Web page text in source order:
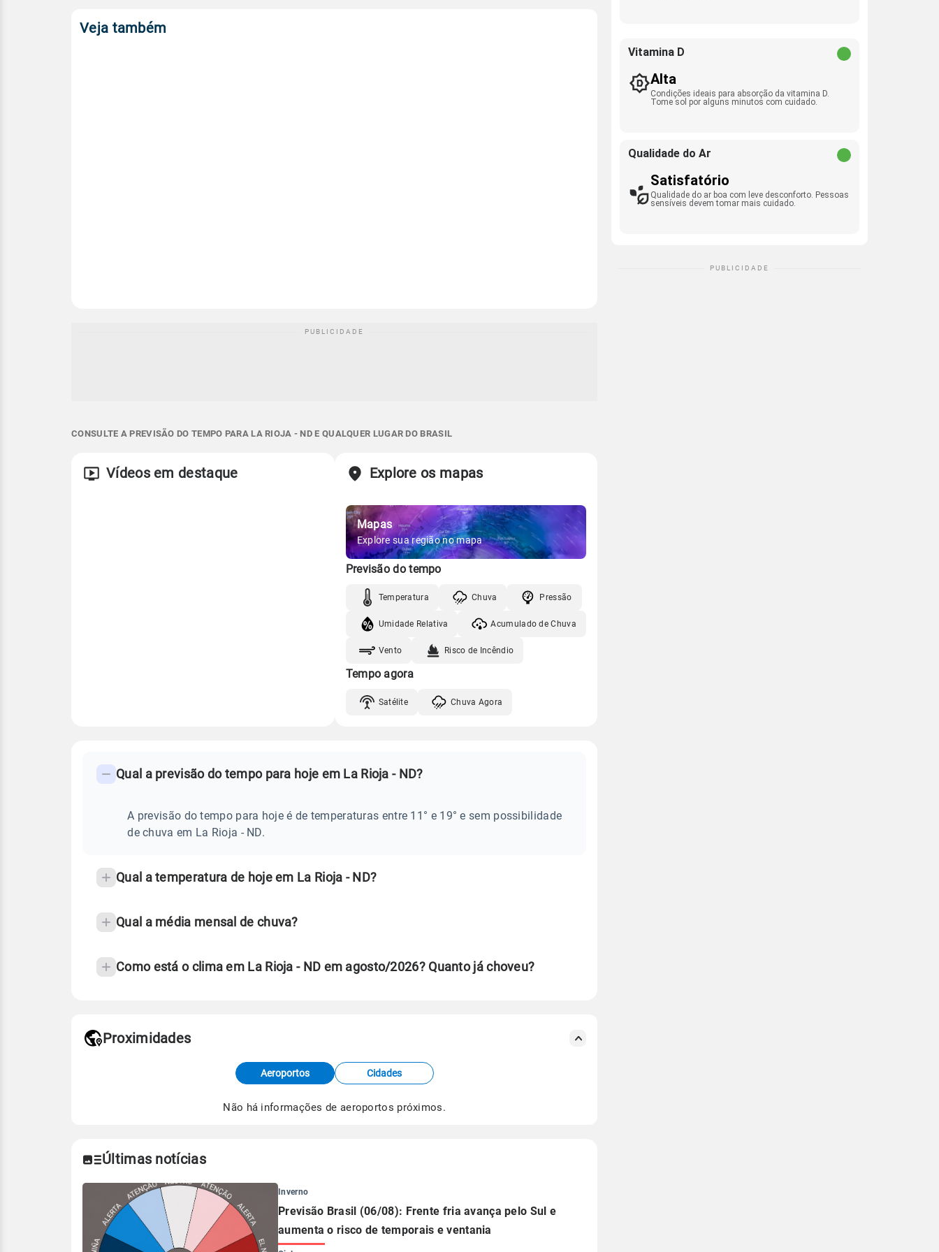
Veja também
CONSULTE A PREVISÃO DO TEMPO PARA LA RIOJA - ND E QUALQUER LUGAR DO BRASIL
Vídeos em destaque Explore os mapas
Mapas
Explore sua região no mapa
Previsão do tempo
Temperatura Chuva Pressão
Umidade Relativa Acumulado de Chuva
Vento Risco de Incêndio
Tempo agora
Satélite Chuva Agora
PREVISÃO
frequentes
temperatura
Qual a previsão do tempo para hoje em La Rioja - ND?
A previsão do tempo para hoje é de temperaturas entre 11° e 19° e sem possibilidade
de chuva em La Rioja - ND.
Qual a temperatura de hoje em La Rioja - ND?
Qual a média mensal de chuva?
Como está o clima em La Rioja - ND em agosto/2026? Quanto já choveu?
de Tempo e Estudos Climáticos (CPTEC).
Proximidades
Aeroportos Cidades
Não há informações de aeroportos próximos.
Últimas notícias
Inverno
Previsão Brasil (06/08): Frente fria avança pelo Sul e
aumenta o risco de temporais e ventania
Vitamina D
Alta
Condições ideais para absorção da vitamina D.
Tome sol por alguns minutos com cuidado.
Qualidade do Ar
Satisfatório
Qualidade do ar boa com leve desconforto. Pessoas
sensíveis devem tomar mais cuidado.